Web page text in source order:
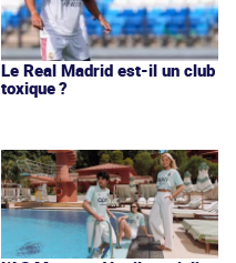
Le Real Madrid est-il un club
toxique ?